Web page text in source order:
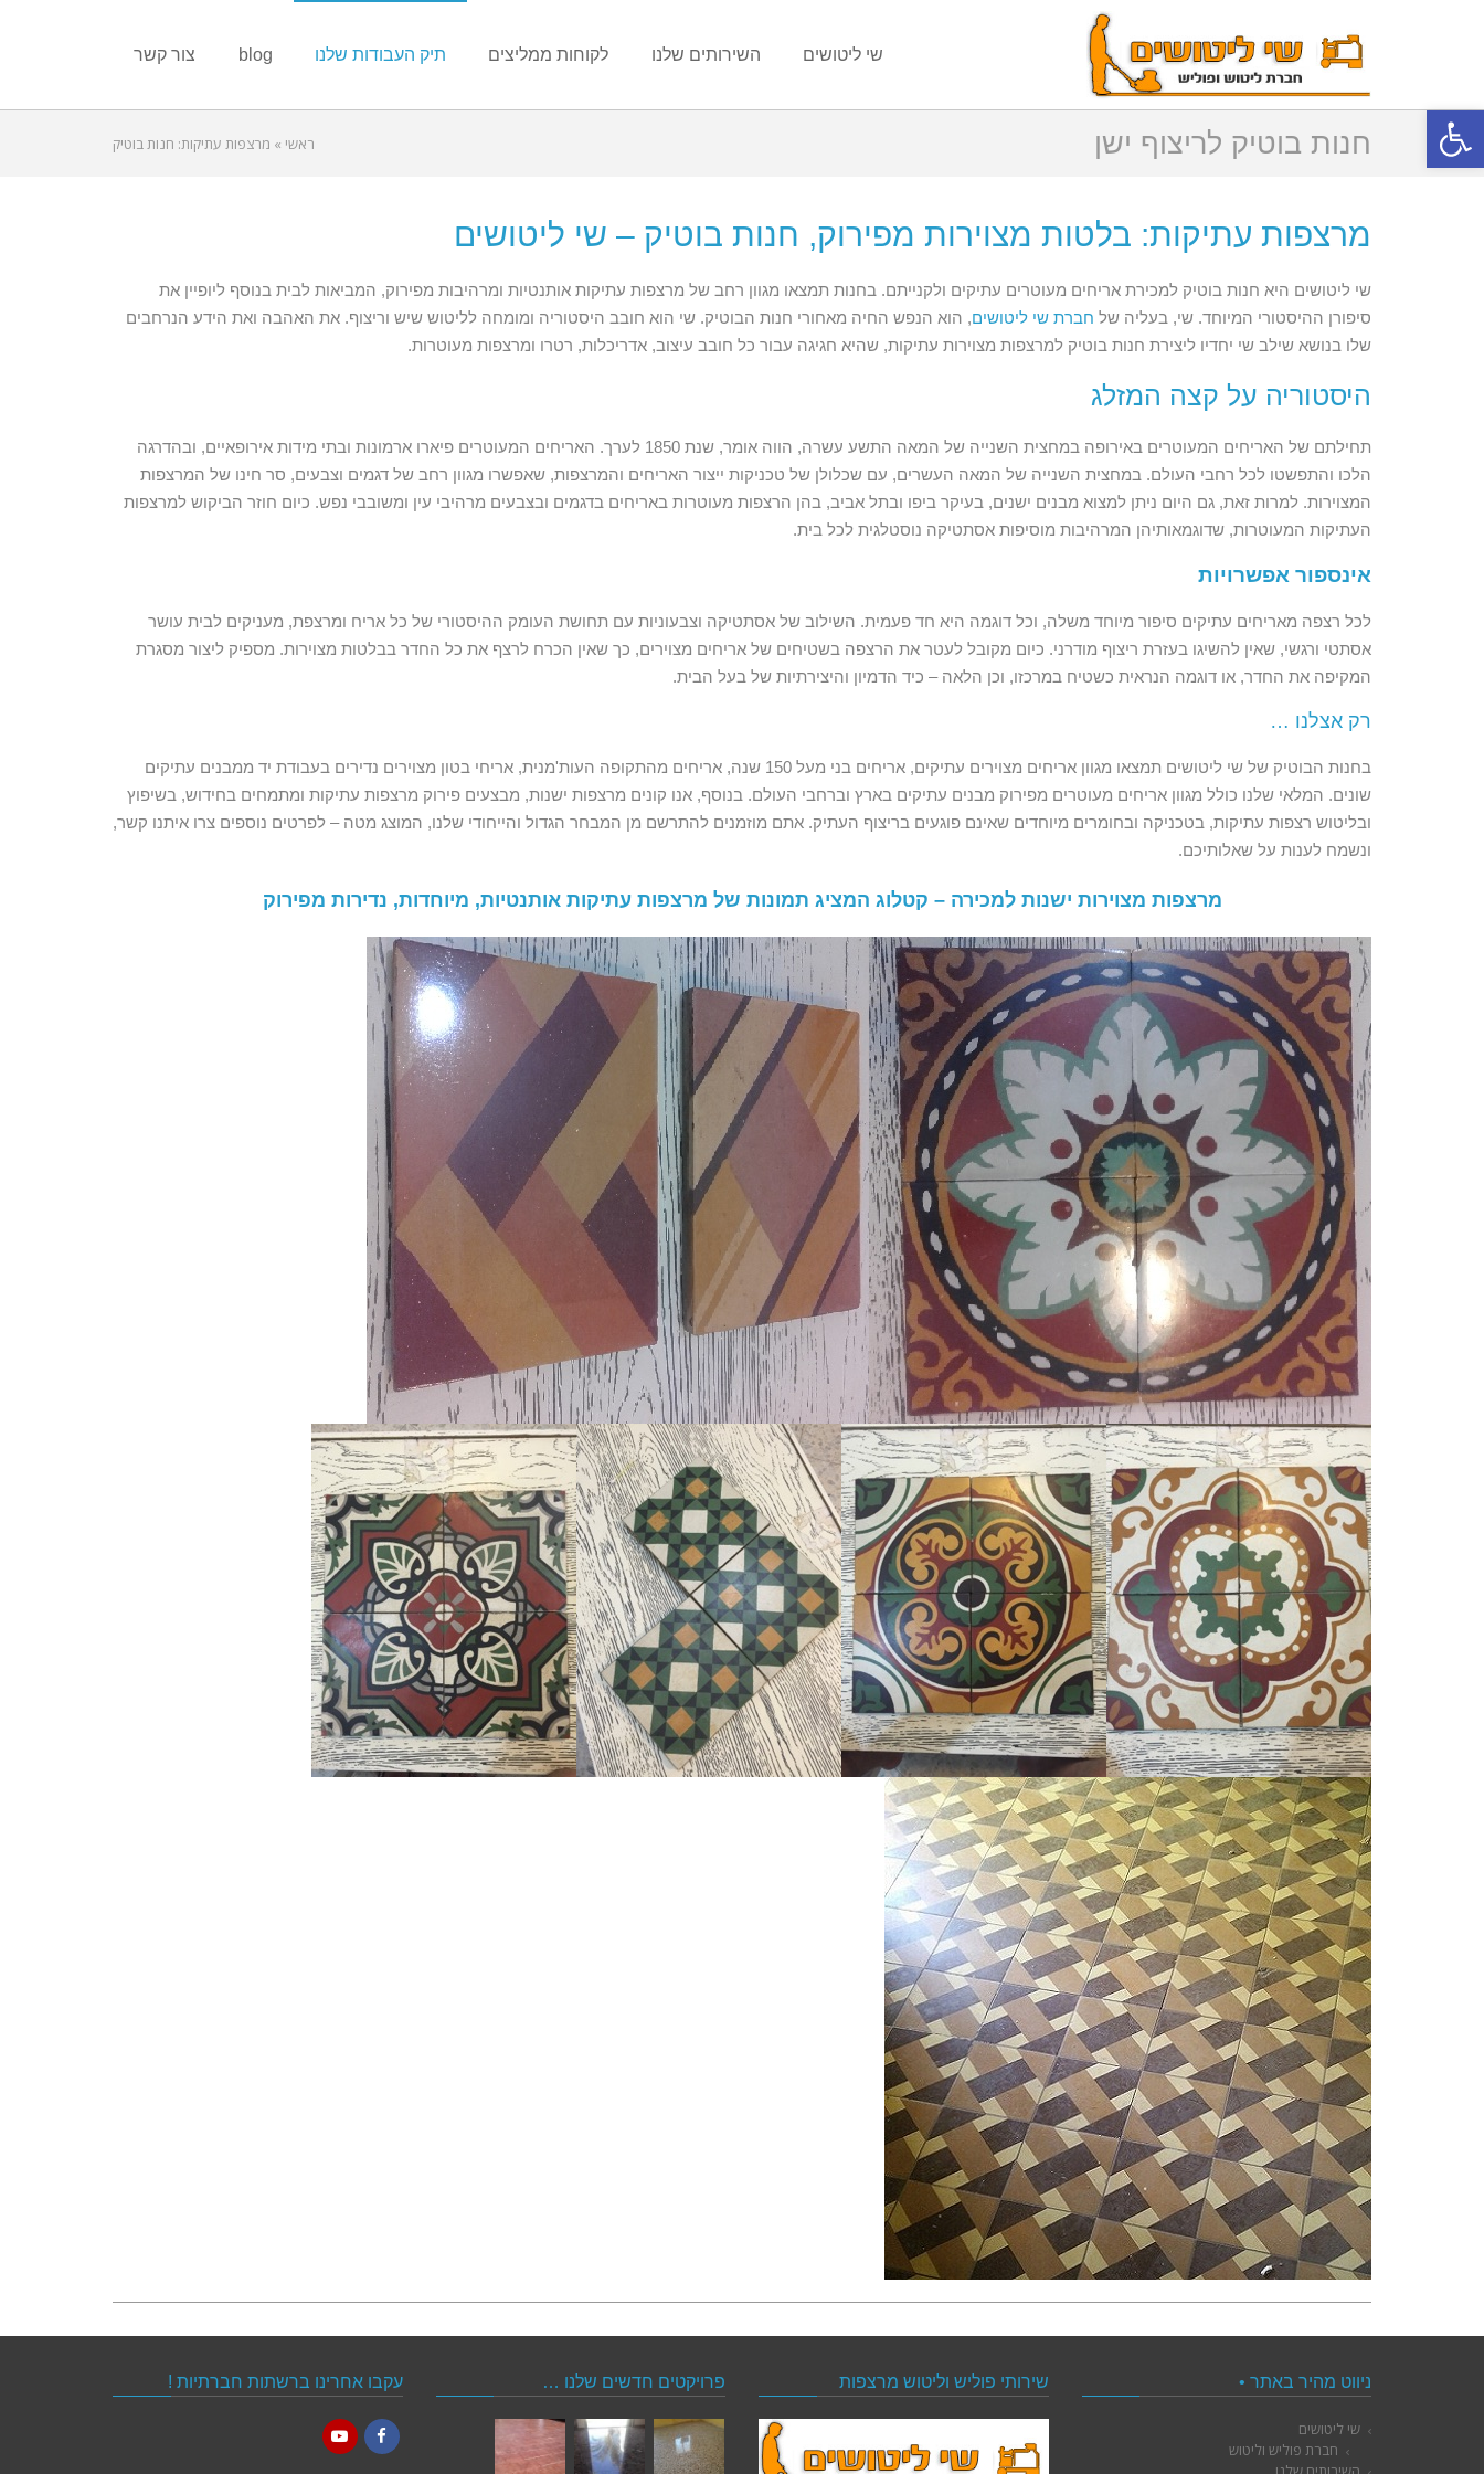
פתח סרגל נגישות
שי ליטושים השירותים שלנו לקוחות ממליצים תיק העבודות שלנו blog צור קשר
חנות בוטיק לריצוף ישן ראשי » מרצפות עתיקות: חנות בוטיק
מרצפות עתיקות: בלטות מצוירות מפירוק, חנות בוטיק – שי ליטושים
שי ליטושים היא חנות בוטיק למכירת אריחים מעוטרים עתיקים ולקנייתם. בחנות תמצאו מגוון רחב של מרצפות עתיקות אותנטיות ומרהיבות מפירוק, המביאות לבית בנוסף ליופיין את
סיפורן ההיסטורי המיוחד. שי, בעליה של חברת שי ליטושים, הוא הנפש החיה מאחורי חנות הבוטיק. שי הוא חובב היסטוריה ומומחה לליטוש שיש וריצוף. את האהבה ואת הידע הנרחבים
שלו בנושא שילב שי יחדיו ליצירת חנות בוטיק למרצפות מצוירות עתיקות, שהיא חגיגה עבור כל חובב עיצוב, אדריכלות, רטרו ומרצפות מעוטרות.
היסטוריה על קצה המזלג
תחילתם של האריחים המעוטרים באירופה במחצית השנייה של המאה התשע עשרה, הווה אומר, שנת 1850 לערך. האריחים המעוטרים פיארו ארמונות ובתי מידות אירופאיים, ובהדרגה
הלכו והתפשטו לכל רחבי העולם. במחצית השנייה של המאה העשרים, עם שכלולן של טכניקות ייצור האריחים והמרצפות, שאפשרו מגוון רחב של דגמים וצבעים, סר חינו של המרצפות
המצוירות. למרות זאת, גם היום ניתן למצוא מבנים ישנים, בעיקר ביפו ובתל אביב, בהן הרצפות מעוטרות באריחים בדגמים ובצבעים מרהיבי עין ומשובבי נפש. כיום חוזר הביקוש למרצפות
העתיקות המעוטרות, שדוגמאותיהן המרהיבות מוסיפות אסתטיקה נוסטלגית לכל בית.
אינספור אפשרויות
לכל רצפה מאריחים עתיקים סיפור מיוחד משלה, וכל דוגמה היא חד פעמית. השילוב של אסתטיקה וצבעוניות עם תחושת העומק ההיסטורי של כל אריח ומרצפת, מעניקים לבית עושר
אסתטי ורגשי, שאין להשיגו בעזרת ריצוף מודרני. כיום מקובל לעטר את הרצפה בשטיחים של אריחים מצוירים, כך שאין הכרח לרצף את כל החדר בבלטות מצוירות. מספיק ליצור מסגרת
המקיפה את החדר, או דוגמה הנראית כשטיח במרכזו, וכן הלאה – כיד הדמיון והיצירתיות של בעל הבית.
רק אצלנו …
בחנות הבוטיק של שי ליטושים תמצאו מגוון אריחים מצוירים עתיקים, אריחים בני מעל 150 שנה, אריחים מהתקופה העות'מנית, אריחי בטון מצוירים נדירים בעבודת יד ממבנים עתיקים
שונים. המלאי שלנו כולל מגוון אריחים מעוטרים מפירוק מבנים עתיקים בארץ וברחבי העולם. בנוסף, אנו קונים מרצפות ישנות, מבצעים פירוק מרצפות עתיקות ומתמחים בחידוש, בשיפוץ
ובליטוש רצפות עתיקות, בטכניקה ובחומרים מיוחדים שאינם פוגעים בריצוף העתיק. אתם מוזמנים להתרשם מן המבחר הגדול והייחודי שלנו, המוצג מטה – לפרטים נוספים צרו איתנו קשר,
ונשמח לענות על שאלותיכם.
מרצפות מצוירות ישנות למכירה – קטלוג המציג תמונות של מרצפות עתיקות אותנטיות, מיוחדות, נדירות מפירוק
ניווט מהיר באתר •
שי ליטושים
חברת פוליש וליטוש
שירותי פוליש וליטוש מרצפות פרויקטים חדשים שלנו … עקבו אחרינו ברשתות חברתיות !